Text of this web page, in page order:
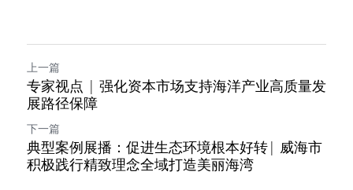
上一篇
专家视点 | 强化资本市场支持海洋产业高质量发
展路径保障
下一篇
典型案例展播：促进生态环境根本好转| 威海市
积极践行精致理念全域打造美丽海湾